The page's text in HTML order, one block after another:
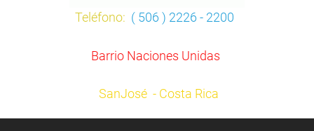
Teléfono: ( 506 ) 2226 - 2200
Barrio Naciones Unidas
SanJosé - Costa Rica